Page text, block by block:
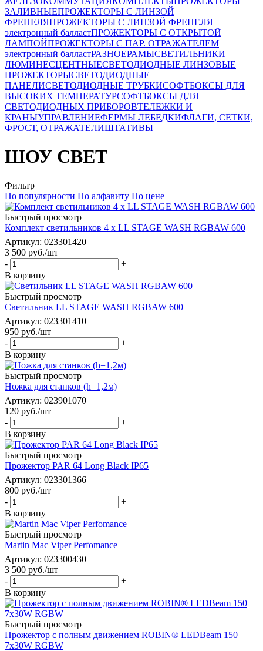
ЗАЛИВНЫЕПРОЖЕКТОРЫ С ЛИНЗОЙ
ФРЕНЕЛЯПРОЖЕКТОРЫ С ЛИНЗОЙ ФРЕНЕЛЯ
электронный балластПРОЖЕКТОРЫ С ОТКРЫТОЙ
ЛАМПОЙПРОЖЕКТОРЫ С ПАР. ОТРАЖАТЕЛЕМ
электронный балластРАЗНОЕРАМЫСВЕТИЛЬНИКИ
ЛЮМИНЕСЦЕНТНЫЕСВЕТОДИОДНЫЕ ЛИНЗОВЫЕ
ПРОЖЕКТОРЫСВЕТОДИОДНЫЕ
ПАНЕЛИСВЕТОДИОДНЫЕ ТРУБКИСОФТБОКСЫ ДЛЯ
ВЫСОКИХ ТЕМПЕРАТУРСОФТБОКСЫ ДЛЯ
СВЕТОДИОДНЫХ ПРИБОРОВТЕЛЕЖКИ И
КРАНЫУПРАВЛЕНИЕФЕРМЫ ЛЕБЕДКИФЛАГИ, СЕТКИ,
ФРОСТ, ОТРАЖАТЕЛИШТАТИВЫ
ШОУ СВЕТ
Фильтр
По популярности По алфавиту По цене
Быстрый просмотр
Комплект светильников 4 x LL STAGE WASH RGBAW 600
Артикул: 023301420
3 500 руб./шт
-
+
В корзину
Быстрый просмотр
Cветильник LL STAGE WASH RGBAW 600
Артикул: 023301410
950 руб./шт
-
+
В корзину
Быстрый просмотр
Ножка для станков (h=1,2м)
Артикул: 023901070
120 руб./шт
-
+
В корзину
Быстрый просмотр
Прожектор PAR 64 Long Black IP65
Артикул: 023301366
800 руб./шт
-
+
В корзину
Быстрый просмотр
Martin Mac Viper Perfomance
Артикул: 023300430
3 500 руб./шт
-
+
В корзину
Быстрый просмотр
Прожектор с полным движением ROBIN® LEDBeam 150
7x30W RGBW